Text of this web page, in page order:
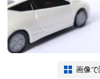
画像で